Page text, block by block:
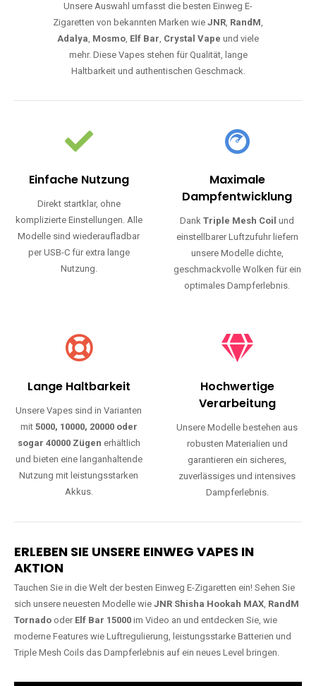
Unsere Auswahl umfasst die besten Einweg E-
Zigaretten von bekannten Marken wie JNR, RandM,
Adalya, Mosmo, Elf Bar, Crystal Vape und viele
mehr. Diese Vapes stehen für Qualität, lange
Haltbarkeit und authentischen Geschmack.
Einfache Nutzung
Direkt startklar, ohne
komplizierte Einstellungen. Alle
Modelle sind wiederaufladbar
per USB-C für extra lange
Nutzung.
Maximale
Dampfentwicklung
DankTriple Mesh Coil und
einstellbarer Luftzufuhr liefern
unsere Modelle dichte,
geschmackvolle Wolken für ein
optimales Dampferlebnis.
Lange Haltbarkeit
Unsere Vapes sind in Varianten
mit 5000, 10000, 20000 oder
sogar 40000 Zügen erhältlich
und bieten eine langanhaltende
Nutzung mit leistungsstarken
Akkus.
Hochwertige
Verarbeitung
Unsere Modelle bestehen aus
robusten Materialien und
garantieren ein sicheres,
zuverlässiges und intensives
Dampferlebnis.
ERLEBEN SIE UNSERE EINWEG VAPES IN
AKTION
Tauchen Sie in die Welt der besten Einweg E-Zigaretten ein! Sehen Sie
sich unsere neuesten Modelle wie JNR Shisha Hookah MAX, RandM
Tornado oder Elf Bar 15000 im Video an und entdecken Sie, wie
moderne Features wie Luftregulierung, leistungsstarke Batterien und
Triple Mesh Coils das Dampferlebnis auf ein neues Level bringen.